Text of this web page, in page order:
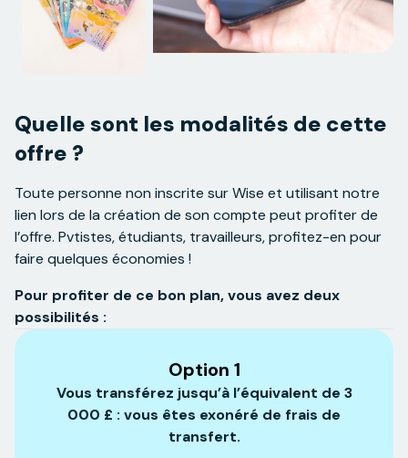
Quelle sont les modalités de cette
offre ?
Toute personne non inscrite sur Wise et utilisant notre
lien lors de la création de son compte peut profiter de
l’offre. Pvtistes, étudiants, travailleurs, profitez-en pour
faire quelques économies !
Pour profiter de ce bon plan, vous avez deux
possibilités :
Option 1
Vous transférez jusqu’à l’équivalent de 3
000 £ : vous êtes exonéré de frais de
transfert.